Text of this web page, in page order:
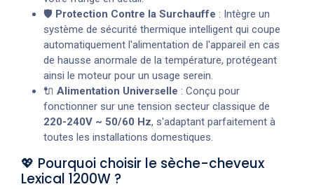
🛡️ Protection Contre la Surchauffe : Intègre un
système de sécurité thermique intelligent qui coupe
automatiquement l'alimentation de l'appareil en cas
de hausse anormale de la température, protégeant
ainsi le moteur pour un usage serein.
🔌 Alimentation Universelle : Conçu pour
fonctionner sur une tension secteur classique de
220-240V ~ 50/60 Hz, s'adaptant parfaitement à
toutes les installations domestiques.
💖 Pourquoi choisir le sèche-cheveux
Lexical 1200W ?